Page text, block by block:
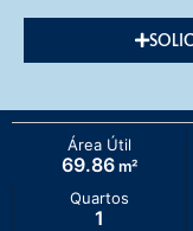
Área Útil
69.86m²
Quartos
1